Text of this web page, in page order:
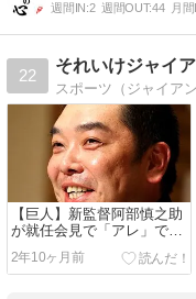
週間IN:2 週間OUT:44 月
22
【巨人】新監督阿部慎之助
が就任会見で「アレ」では
なく「アベ」との意気込み
を語る！
2年10ヶ月前